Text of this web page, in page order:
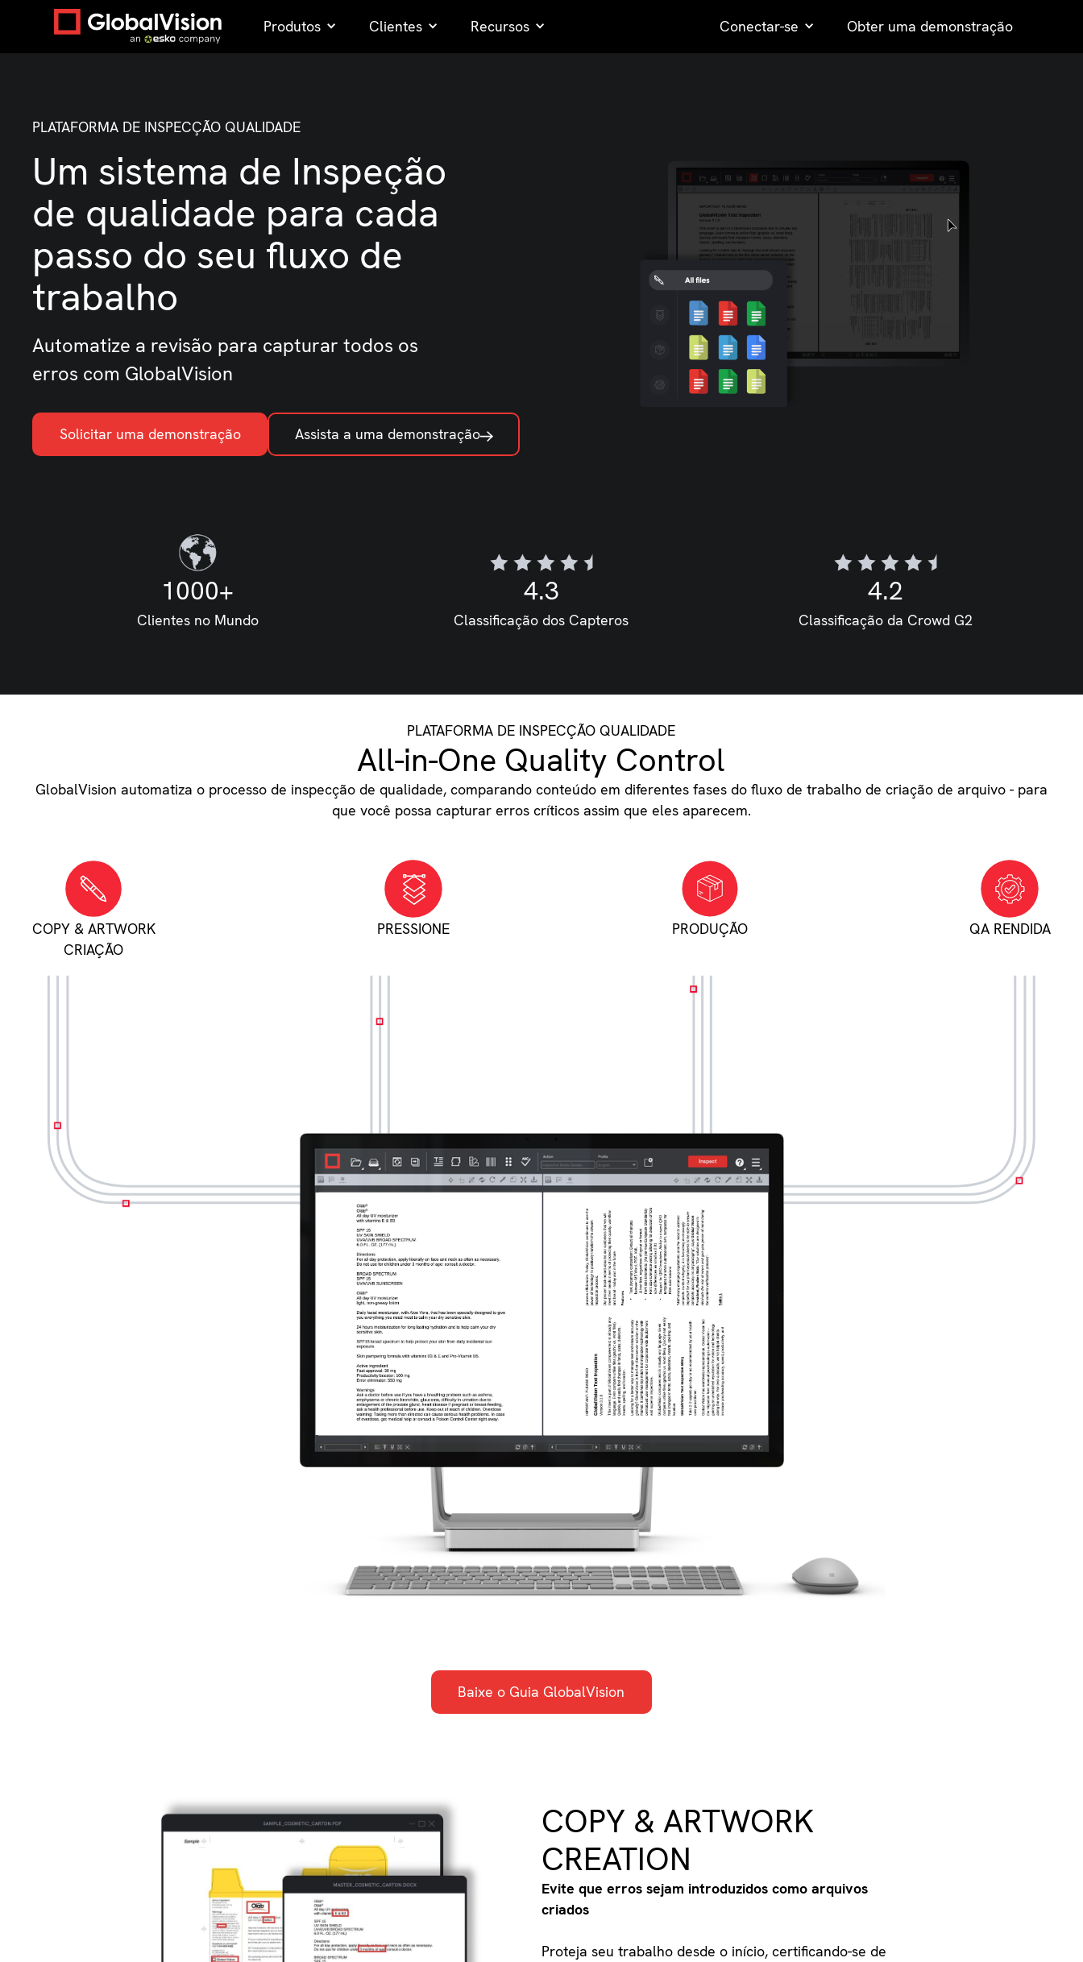
Produtos Clientes Recursos Conectar-se Obter uma demonstração
PLATAFORMA DE INSPECÇÃO QUALIDADE
Um sistema de Inspeção
de qualidade para cada
passo do seu fluxo de
trabalho
Automatize a revisão para capturar todos os
erros com GlobalVision
Solicitar uma demonstração Assista a uma demonstração
1000+
Clientes no Mundo
4.3
Classificação dos Capteros
4.2
Classificação da Crowd G2
PLATAFORMA DE INSPECÇÃO QUALIDADE
All-in-One Quality Control
GlobalVision automatiza o processo de inspecção de qualidade, comparando conteúdo em diferentes fases do fluxo de trabalho de criação de arquivo - para
que você possa capturar erros críticos assim que eles aparecem.
COPY & ARTWORK
CRIAÇÃO
PRESSIONE PRODUÇÃO QA RENDIDA
Baixe o Guia GlobalVision
COPY & ARTWORK
CREATION
Evite que erros sejam introduzidos como arquivos
criados
Proteja seu trabalho desde o início, certificando-se de